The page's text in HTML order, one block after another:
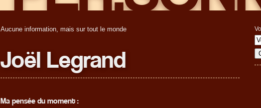
Aucune information, mais sur tout le monde
Joël Legrand
Ma pensée du moment :